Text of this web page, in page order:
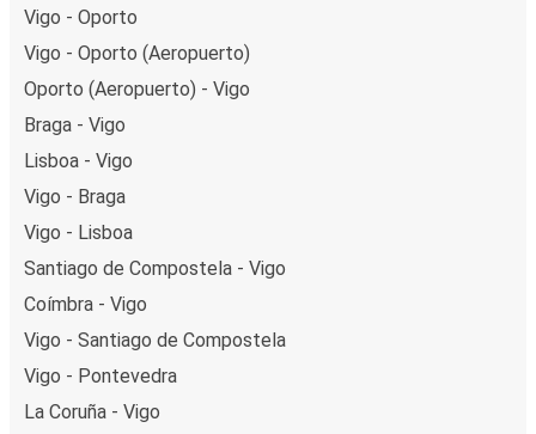
Vigo - Oporto
Vigo - Oporto (Aeropuerto)
Oporto (Aeropuerto) - Vigo
Braga - Vigo
Lisboa - Vigo
Vigo - Braga
Vigo - Lisboa
Santiago de Compostela - Vigo
Coímbra - Vigo
Vigo - Santiago de Compostela
Vigo - Pontevedra
La Coruña - Vigo